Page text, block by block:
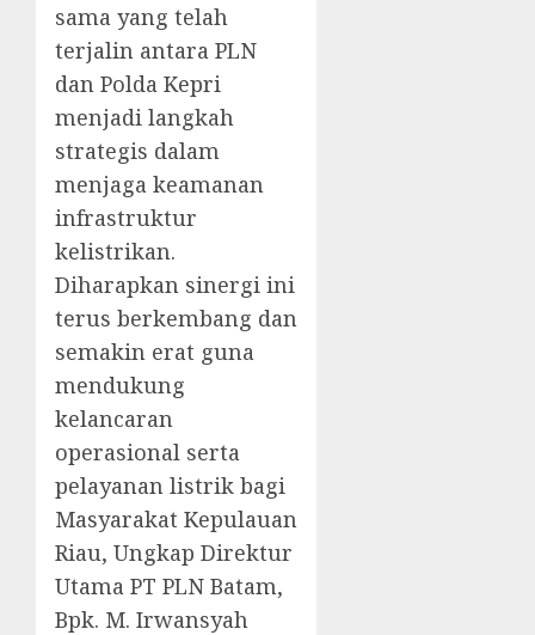
sama yang telah
terjalin antara PLN
dan Polda Kepri
menjadi langkah
strategis dalam
menjaga keamanan
infrastruktur
kelistrikan.
Diharapkan sinergi ini
terus berkembang dan
semakin erat guna
mendukung
kelancaran
operasional serta
pelayanan listrik bagi
Masyarakat Kepulauan
Riau, Ungkap Direktur
Utama PT PLN Batam,
Bpk. M. Irwansyah